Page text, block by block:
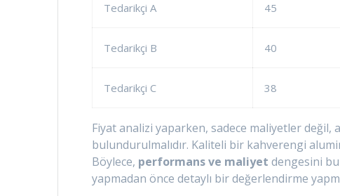
Tedarikçi A 45
Tedarikçi B 40
Tedarikçi C 38
Fiyat analizi yaparken, sadece maliyetler
bulundurulmalıdır. Kaliteli bir kahverengi
Böylece, performans ve maliyet dengesini
yapmadan önce detaylı bir değerlendirme